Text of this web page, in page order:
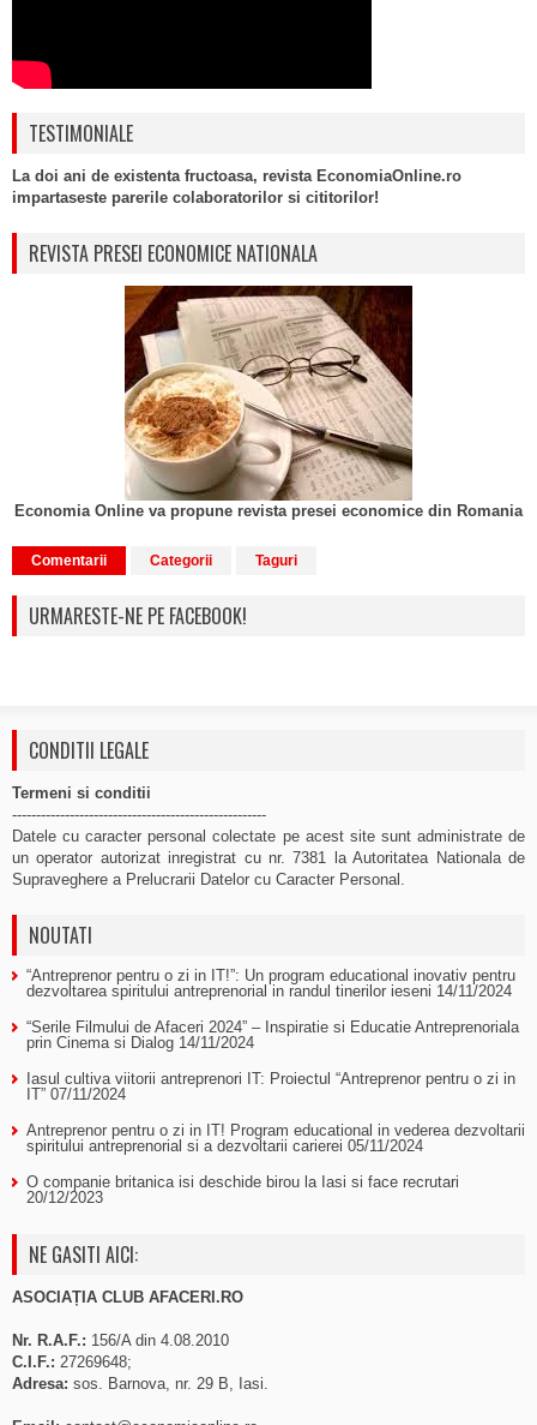
TESTIMONIALE
La doi ani de existenta fructoasa, revista EconomiaOnline.ro
impartaseste parerile colaboratorilor si cititorilor!
REVISTA PRESEI ECONOMICE NATIONALA
Economia Online va propune revista presei economice din Romania
Comentarii Categorii Taguri
URMARESTE-NE PE FACEBOOK!
CONDITII LEGALE
Termeni si conditii
-----------------------------------------------------
Datele cu caracter personal colectate pe acest site sunt administrate de
un operator autorizat inregistrat cu nr. 7381 la Autoritatea Nationala de
Supraveghere a Prelucrarii Datelor cu Caracter Personal.
NOUTATI
“Antreprenor pentru o zi in IT!”: Un program educational inovativ pentru
dezvoltarea spiritului antreprenorial in randul tinerilor ieseni 14/11/2024
“Serile Filmului de Afaceri 2024” – Inspiratie si Educatie Antreprenoriala
prin Cinema si Dialog 14/11/2024
Iasul cultiva viitorii antreprenori IT: Proiectul “Antreprenor pentru o zi in
IT” 07/11/2024
Antreprenor pentru o zi in IT! Program educational in vederea dezvoltarii
spiritului antreprenorial si a dezvoltarii carierei 05/11/2024
O companie britanica isi deschide birou la Iasi si face recrutari
20/12/2023
NE GASITI AICI:
ASOCIAȚIA CLUB AFACERI.RO
Nr. R.A.F.: 156/A din 4.08.2010
C.I.F.: 27269648;
Adresa: sos. Barnova, nr. 29 B, Iasi.